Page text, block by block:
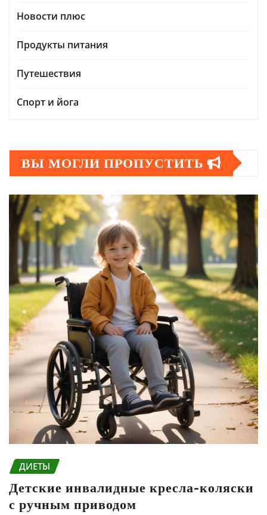
Новости плюс
Продукты питания
Путешествия
Спорт и йога
ВЫ МОГЛИ ПРОПУСТИТЬ
ДИЕТЫ
Детские инвалидные кресла-коляски
с ручным приводом